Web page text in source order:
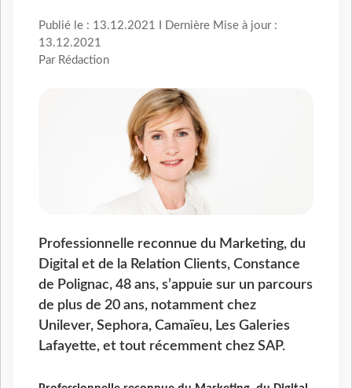
Publié le : 13.12.2021 I Dernière Mise à jour :
13.12.2021
Par Rédaction
Professionnelle reconnue du Marketing, du
Digital et de la Relation Clients, Constance
de Polignac, 48 ans, s’appuie sur un parcours
de plus de 20 ans, notamment chez
Unilever, Sephora, Camaïeu, Les Galeries
Lafayette, et tout récemment chez SAP.